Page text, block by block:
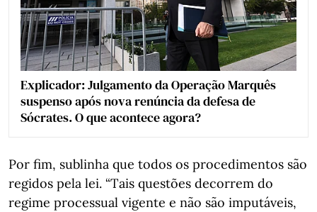
Explicador: Julgamento da Operação Marquês
suspenso após nova renúncia da defesa de
Sócrates. O que acontece agora?
Por fim, sublinha que todos os procedimentos são
regidos pela lei. “Tais questões decorrem do
regime processual vigente e não são imputáveis,